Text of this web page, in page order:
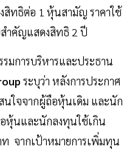
สิทธิต่อ 1 หุ้นสามัญ ราคาใช้
ำคัญแสดงสิทธิ 2 ปี
มการบริหารและประธาน
ระบุว่า หลังการประกาศ
ใจจากผู้ถือหุ้นเดิม และนัก
หุ้นและนักลงทุนใช้เกิน
จากเป้าหมายการเพิ่มทุน